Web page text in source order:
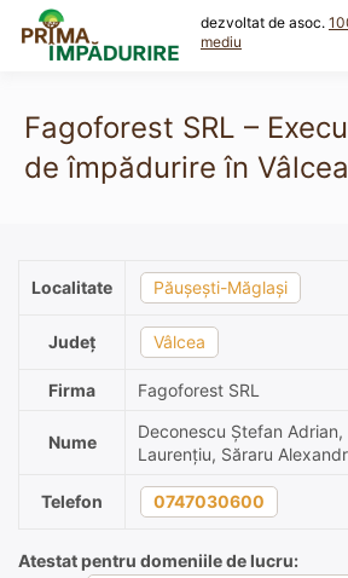
content
dezvoltat de asoc.
mediu
Fagoforest SRL –
de împădurire în Vâlcea
Localitate Păușești-Măglași
Județ Vâlcea
Firma Fagoforest SRL
Nume
Deconescu Ștefan Adrian,
Laurențiu, Săraru
Telefon 0747030600
Atestat pentru domeniile de lucru: